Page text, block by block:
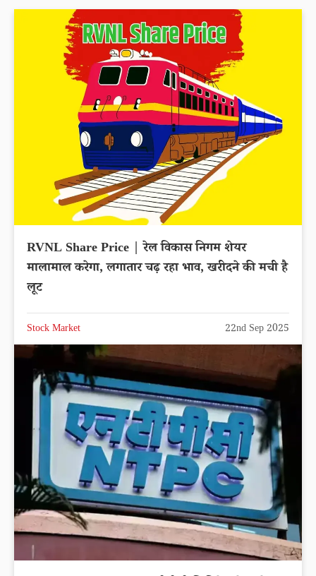
RVNL Share Price | रेल विकास निगम शेयर
मालामाल करेगा, लगातार चढ़ रहा भाव, खरीदने की मची है
लूट
Stock Market 22nd Sep 2025